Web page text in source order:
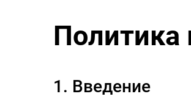
Политика
1. Введение